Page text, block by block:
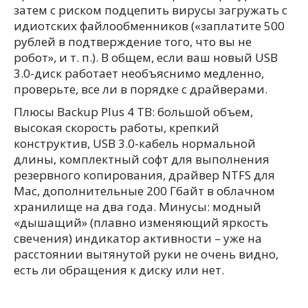
затем с риском подцепить вирусы загружать с
идиотских файлообменников («заплатите 500
рублей в подтверждение того, что вы не
робот», и т. п.). В общем, если ваш новый USB
3.0-диск работает необъяснимо медленно,
проверьте, все ли в порядке с драйверами.
Плюсы Backup Plus 4 TB: большой объем,
высокая скорость работы, крепкий
конструктив, USB 3.0-кабель нормальной
длины, комплектный софт для выполнения
резервного копирования, драйвер NTFS для
Mac, дополнительные 200 Гбайт в облачном
хранилище на два года. Минусы: модный
«дышащий» (плавно изменяющий яркость
свечения) индикатор активности – уже на
расстоянии вытянутой руки не очень видно,
есть ли обращения к диску или нет.